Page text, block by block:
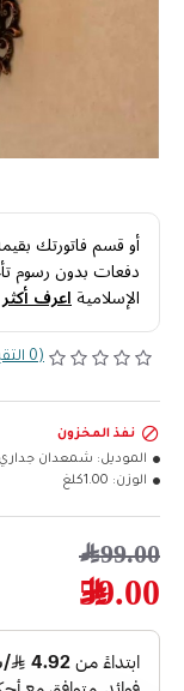
أو قسم فاتورتك
دفعات بدون رسوم
الإسلاميةاعرف أكثر
(0 التقييمات)
59.00﷼
99.00﷼
نفذ المخزون
الموديل: شمعدان
الوزن: 1.00كلغ